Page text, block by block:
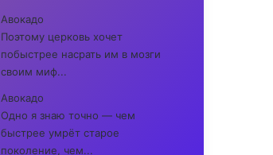
Авокадо
Поэтому церковь хочет
побыстрее насрать им в мозги
своим миф...
Авокадо
Одно я знаю точно — чем
быстрее умрёт старое
поколение, чем...